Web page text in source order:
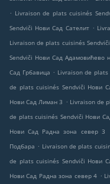
. Livraison de plats cuisinés
Sendviči Нови Сад Сателит .
Livraison de plats cuisinés
Sendviči Нови Сад Адамовићево
Сад Грбавица . Livraison de plats
de plats cuisinés Sendviči Нови
Нови Сад Лиман 3 . Livraison de
de plats cuisinés Sendviči Нови
Нови Сад Радна зона север 3
Подбара . Livraison de plats
de plats cuisinés Sendviči Нови
Нови Сад Радна зона север 4 .